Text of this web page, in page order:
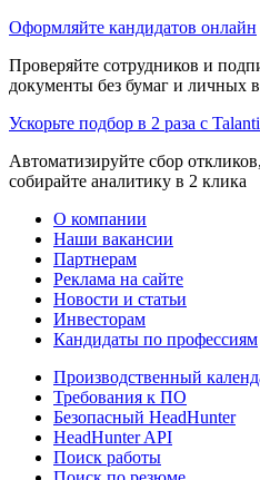
Оформляйте кандидатов онлайн
Проверяйте сотрудников и
документы без бумаг и личных
Ускорьте подбор в 2 раза с
Автоматизируйте сбор
собирайте аналитику в 2 клика
О компании
Наши вакансии
Партнерам
Реклама на сайте
Новости и статьи
Инвесторам
Кандидаты по профессиям
Производственный
Требования к ПО
Безопасный HeadHunter
HeadHunter API
Поиск работы